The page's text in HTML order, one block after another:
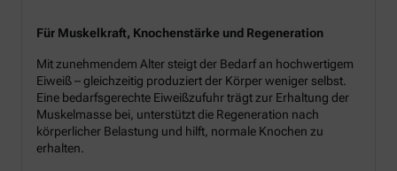
Für Muskelkraft, Knochenstärke und Regeneration
Mit zunehmendem Alter steigt der Bedarf an hochwertigem
Eiweiß – gleichzeitig produziert der Körper weniger selbst.
Eine bedarfsgerechte Eiweißzufuhr trägt zur Erhaltung der
Muskelmasse bei, unterstützt die Regeneration nach
körperlicher Belastung und hilft, normale Knochen zu
erhalten.